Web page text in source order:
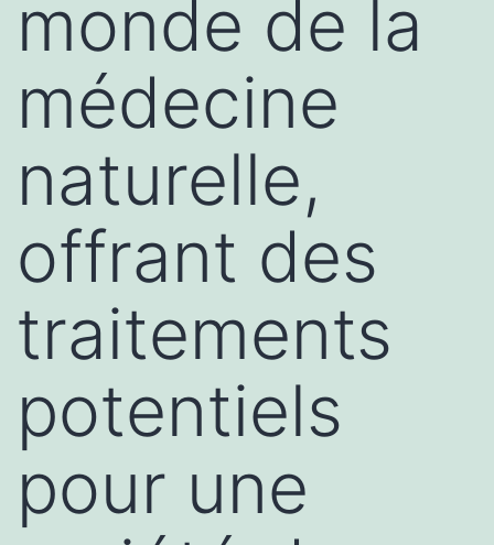
monde de la
médecine
naturelle,
offrant des
traitements
potentiels
pour une